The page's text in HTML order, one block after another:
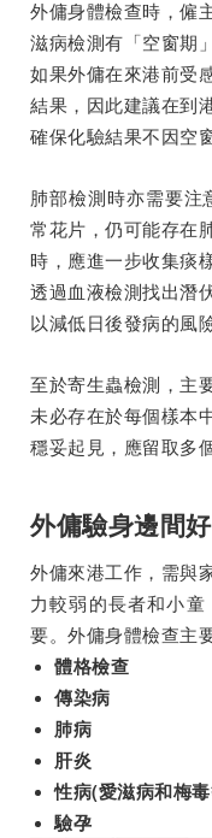
外傭身體檢查時，僱
滋病檢測有「空窗期
如果外傭在來港前受
結果，因此建議在到
確保化驗結果不因空
肺部檢測時亦需要注
常花片，仍可能存在
時，應進一步收集痰
透過血液檢測找出潛
以減低日後發病的風險
至於寄生蟲檢測，主
未必存在於每個樣本
穩妥起見，應留取多
外傭驗身邊間
外傭來港工作，需與
力較弱的長者和小
要。外傭身體檢查主
體格檢查
傳染病
肺病
肝炎
性病(愛滋病和梅
驗孕